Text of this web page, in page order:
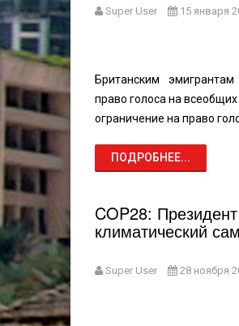
Super User 15 января
Британским
право голоса на
ограничение на право
ПОДРОБНЕЕ...
COP28:
климатический
Super User 28 ноября